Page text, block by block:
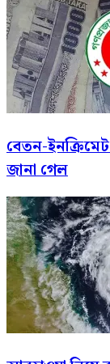
বেতন-
জানা গেল